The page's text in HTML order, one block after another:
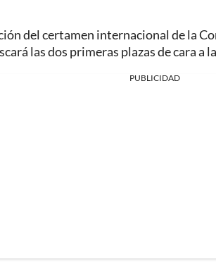
del certamen internacional de la
las dos primeras plazas de cara a
PUBLICIDAD